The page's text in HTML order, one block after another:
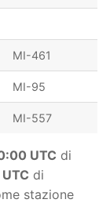
MI-461
MI-95
MI-557
UTC di
di
stazione